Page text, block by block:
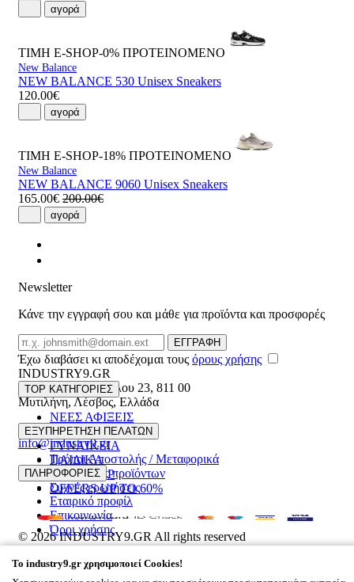
αγορά
ΤΙΜΗ E-SHOP-0% ΠΡΟΤΕΙΝΟΜΕΝΟ
New Balance
NEW BALANCE 530 Unisex Sneakers
120.00€
αγορά
ΤΙΜΗ E-SHOP-18% ΠΡΟΤΕΙΝΟΜΕΝΟ
New Balance
NEW BALANCE 9060 Unisex Sneakers
165.00€ 200.00€
αγορά
Newsletter
Κάνε την εγγραφή σου και μάθε για προϊόντα και προσφορές
Email
ΕΓΓΡΑΦΗ
Έχω διαβάσει κι αποδέχομαι τους όρους χρήσης
INDUSTRY9.GR
Ελευθέριου Βενιζέλου 23, 811 00
Μυτιλήνη,Λέσβος,Ελλάδα
22510 55629
info@industry9.gr
TOP ΚΑΤΗΓΟΡΙΕΣ
ΝΕΕΣ ΑΦΙΞΕΙΣ
ΑΝΔΡΙΚΑ
ΓΥΝΑΙΚΕΙΑ
ΠΑΙΔΙΚΑ
ΑΞΕΣΟΥΑΡ
OFFERS UP TO 60%
ΕΞΥΠΗΡΕΤΗΣΗ ΠΕΛΑΤΩΝ
Τρόποι Αποστολής / Μεταφορικά
Επιστροφές προϊόντων
Συχνές ερωτήσεις
ΠΛΗΡΟΦΟΡΙΕΣ
Εταιρικό προφίλ
Επικοινωνία
Όροι χρήσης
© 2026INDUSTRY9.GR All rights reserved
× Το Καλάθι Σου
To industry9.gr χρησιμοποιεί Cookies!